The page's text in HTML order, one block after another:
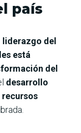
país
liderazgo del
está
del
desarrollo